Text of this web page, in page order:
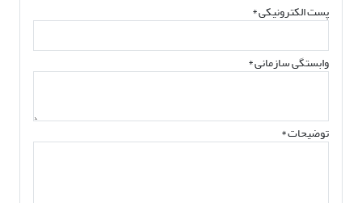
پست الکترونیکی*
وابستگی سازمانی *
توضیحات *